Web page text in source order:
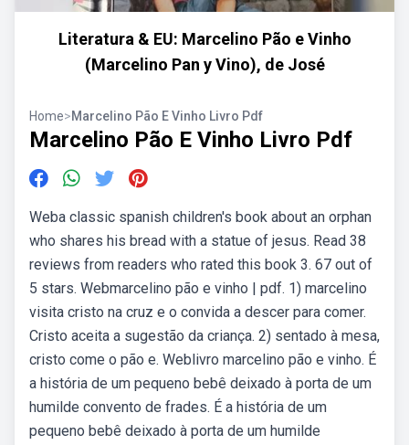
Literatura & EU: Marcelino Pão e Vinho
(Marcelino Pan y Vino), de José
Home>Marcelino Pão E Vinho Livro Pdf
Marcelino Pão E Vinho Livro Pdf
Weba classic spanish children's book about an orphan
who shares his bread with a statue of jesus. Read 38
reviews from readers who rated this book 3. 67 out of
5 stars. Webmarcelino pão e vinho | pdf. 1) marcelino
visita cristo na cruz e o convida a descer para comer.
Cristo aceita a sugestão da criança. 2) sentado à mesa,
cristo come o pão e. Weblivro marcelino pão e vinho. É
a história de um pequeno bebê deixado à porta de um
humilde convento de frades. É a história de um
pequeno bebê deixado à porta de um humilde